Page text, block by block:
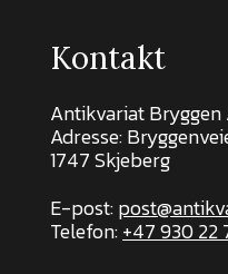
Kontakt
Antikvariat Bryggen
Adresse:
1747 Skjeberg
E-post:
Telefon:+47 930 22